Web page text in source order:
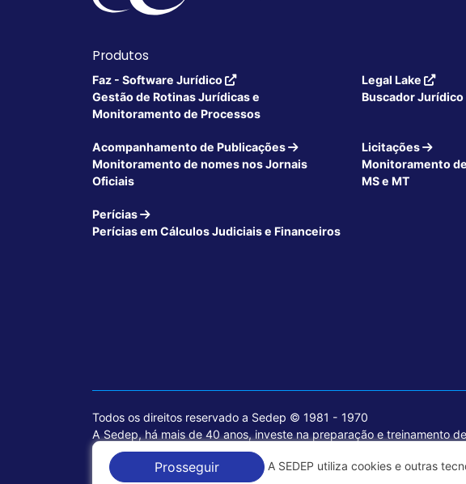
Produtos
Faz - Software Jurídico
Gestão de Rotinas Jurídicas e
Monitoramento de Processos
Legal Lake
Buscador
Acompanhamento de Publicações
Monitoramento de nomes nos Jornais
Oficiais
Licitações
Monitoramento
MS e MT
Perícias
Perícias em Cálculos Judiciais e Financeiros
Todos os direitos reservado a Sedep © 1981 - 1970
A Sedep, há mais de 40 anos, investe na preparação e treinamento
voltados para a área jurídica, que contemplam informações seguras e
Prosseguir A SEDEP utiliza cookies e outras